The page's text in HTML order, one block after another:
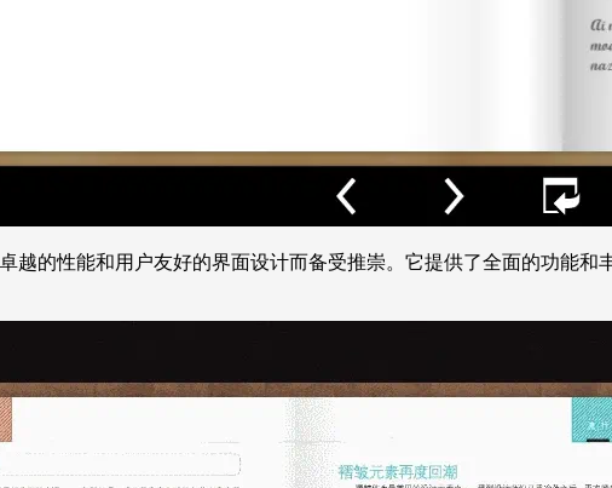
越的性能和用户友好的界面设计而备受推崇。它提供了全面的功能